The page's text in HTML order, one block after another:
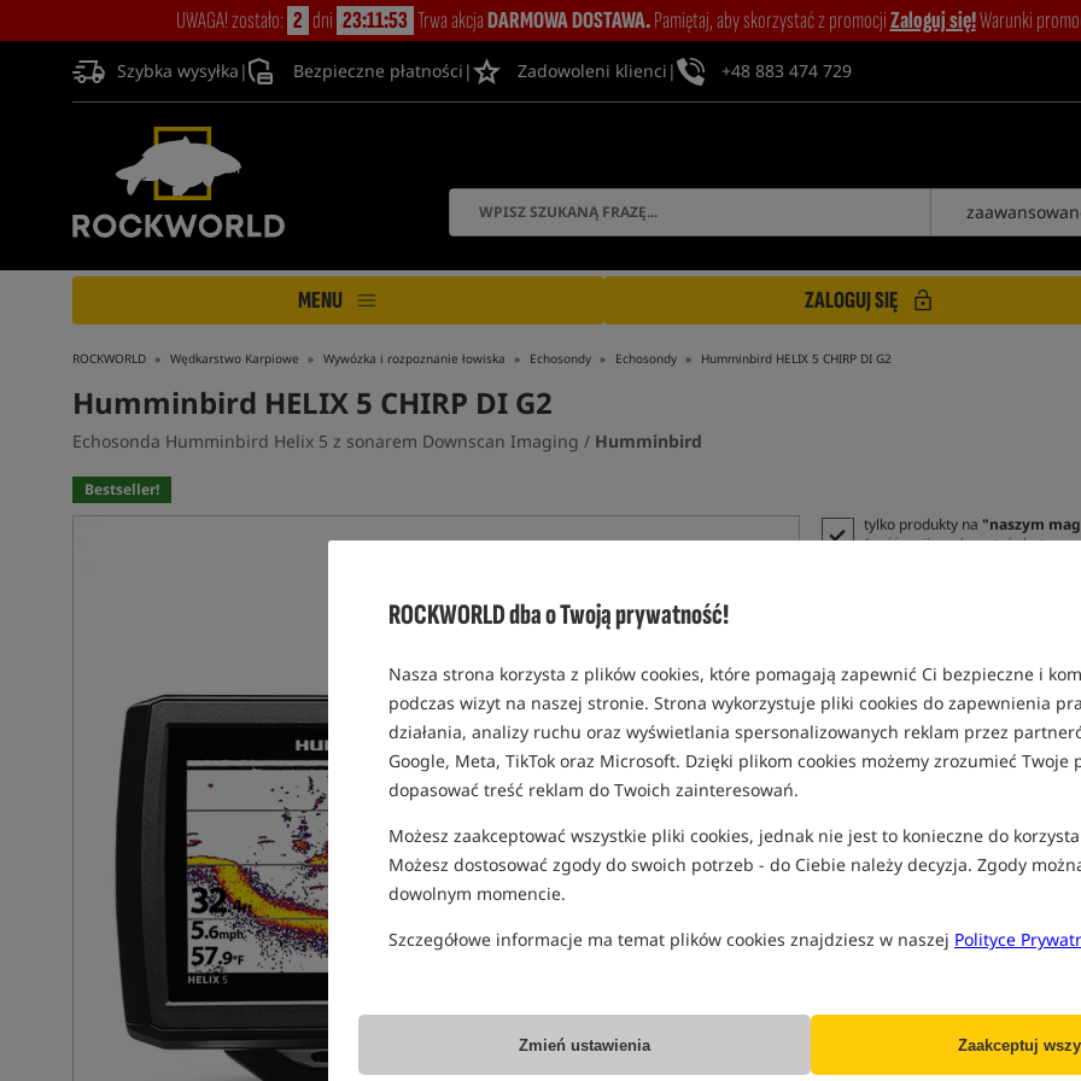
ROCKWORLD dba o Twoją prywatność!
Nasza strona korzysta z plików cookies, które pomagają zapewnić Ci bezpieczne i
podczas wizyt na naszej stronie. Strona wykorzystuje pliki cookies do zapewnienia
działania, analizy ruchu oraz wyświetlania spersonalizowanych reklam przez
Google, Meta, TikTok oraz Microsoft. Dzięki plikom cookies możemy zrozumieć Twoje
dopasować treść reklam do Twoich zainteresowań.
Możesz zaakceptować wszystkie pliki cookies, jednak nie jest to konieczne do
Możesz dostosować zgody do swoich potrzeb - do Ciebie należy decyzja. Zgody
dowolnym momencie.
Szczegółowe informacje ma temat plików cookies znajdziesz w naszej Polityce
Zmień ustawienia Zaakceptuj
UWAGA! zostało: 2 dni 23:11:52 Trwa akcjaDARMOWA DOSTAWA.Pamiętaj, aby skorzystać z promocjiZaloguj się!Warunki
Szybka wysyłka | Bezpieczne płatności | Zadowoleni klienci | +48 883 474 729
MENU ZALOGUJ SIĘ
ROCKWORLD Wędkarstwo Karpiowe Wywózka i rozpoznanie łowiska Echosondy Echosondy Humminbird HELIX 5 CHIRP DI G2
Humminbird HELIX 5 CHIRP DI G2
Echosonda Humminbird Helix 5 z sonarem Downscan Imaging / Humminbird
Bestseller!
tylko produkty na "naszym
(część opcji mogła zostać ukryta
Dostawa już od: 11.99 PLN